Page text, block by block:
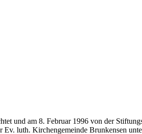
und am 8. Februar 1996 von der
luth. Kirchengemeinde Brunkensen